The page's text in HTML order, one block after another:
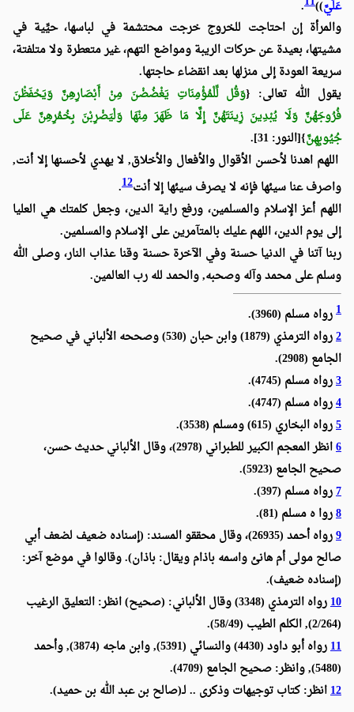
عَلَيَّ))
.
والمرأة إن احتاجت للخروج خرجت محتشمة في لباسها، حيِّية في
مشيتها، بعيدة عن حركات الريبة ومواضع التهم، غير متعطرة ولا متلفتة،
سريعة العودة إلى منزلها بعد انقضاء حاجتها.
يقول الله تعالى: {وَقُل لِّلْمُؤْمِنَاتِ يَغْضُضْنَ مِنْ أَبْصَارِهِنَّ وَيَحْفَظْنَ
فُرُوجَهُنَّ وَلَا يُبْدِينَ زِينَتَهُنَّ إِلَّا مَا ظَهَرَ مِنْهَا وَلْيَضْرِبْنَ بِخُمُرِهِنَّ عَلَى
جُيُوبِهِنَّ}[النور: 31].
اللهم اهدنا لأحسن الأقوال والأفعال والأخلاق, لا يهدي لأحسنها إلا أنت,
واصرف عنا سيئها فإنه لا يصرف سيئها إلا أنت12
.
اللهم أعز الإسلام والمسلمين، ورفع راية الدين، وجعل كلمتك هي العليا
إلى يوم الدين، اللهم عليك بالمتآمرين على الإسلام والمسلمين.
ربنا آتنا في الدنيا حسنة وفي الآخرة حسنة وقنا عذاب النار، وصلى الله
وسلم على محمد وآله وصحبه, والحمد لله رب العالمين.
1رواه مسلم (3960).
2
رواه الترمذي (1879) وابن حبان (530) وصححه الألباني في صحيح
الجامع (2908)
.
3رواه مسلم (4745).
4رواه مسلم (4747).
5رواه البخاري (615) ومسلم (3538).
6
انظر المعجم الكبير للطبراني (2978)، وقال الألباني حديث حسن،
صحيح الجامع (5923).
7رواه مسلم (397).
8روا ه مسلم (81).
9
رواه أحمد (26935)، وقال محققو المسند: (إسناده ضعيف لضعف أبي
صالح مولى أم هانئ واسمه باذام ويقال: باذان). وقالوا في موضع آخر:
(إسناده ضعيف).
10
رواه الترمذي (3348) وقال الألباني: (صحيح) انظر: التعليق الرغيب
(2/264), الكلم الطيب (58/49).
11
رواه أبو داود (4430) والنسائي (5391), وابن ماجه (3874), وأحمد
(5480), وانظر: صحيح الجامع (4709).
12انظر: كتاب توجيهات وذكرى .. لـ(صالح بن عبد الله بن حميد).